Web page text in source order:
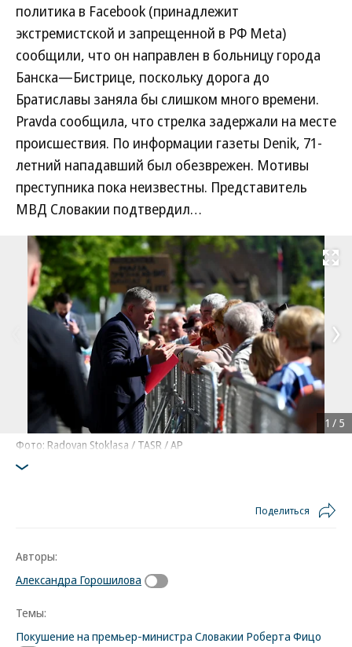
политика в Facebook (принадлежит
экстремистской и запрещенной в РФ Meta)
сообщили, что он направлен в больницу города
Банска—Бистрице, поскольку дорога до
Братиславы заняла бы слишком много времени.
Pravda сообщила, что стрелка задержали на месте
происшествия. По информации газеты Denik, 71-
летний нападавший был обезврежен. Мотивы
преступника пока неизвестны. Представитель
МВД Словакии подтвердил…
Развернуть
Фото: Radovan Stoklasa / TASR / AP
1 / 5
Поделиться
Авторы:
Александра Горошилова
Темы:
Покушение на премьер-министра Словакии Роберта Фицо